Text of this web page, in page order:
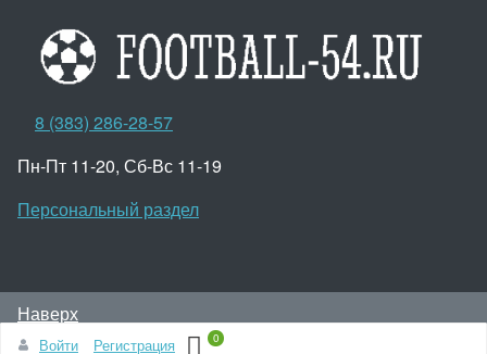
8 (383) 286-28-57
Пн-Пт 11-20, Сб-Вс 11-19
Персональный раздел
Наверх
© Интернет-магазин ПроФутбол, 2009-2022
Войти Регистрация 0